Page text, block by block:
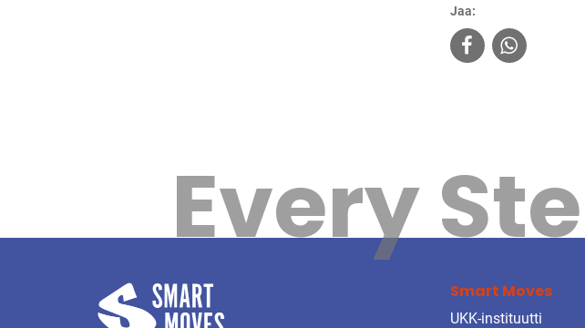
Jaa:
Every
Smart Moves
UKK-instituutti